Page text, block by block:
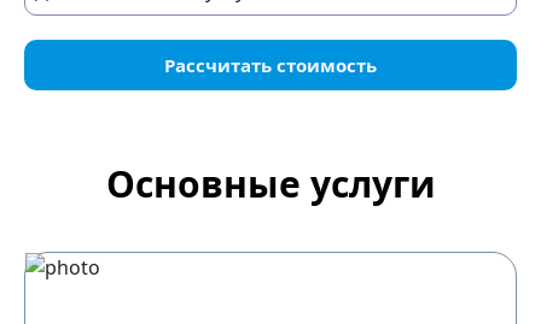
Рассчитать стоимость
Основные услуги